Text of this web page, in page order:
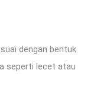
dengan bentuk
seperti lecet atau